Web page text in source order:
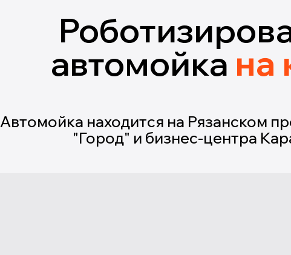
автомойка на
Автомойка находится на Рязанском
"Город" и бизнес-центра